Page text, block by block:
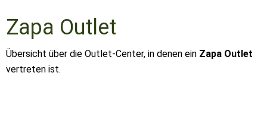
Zapa Outlet
Übersicht über die Outlet-Center, in denen ein Zapa Outlet
vertreten ist.